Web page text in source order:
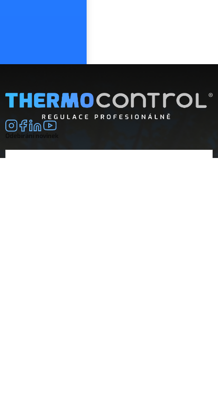
Odebírání novinek